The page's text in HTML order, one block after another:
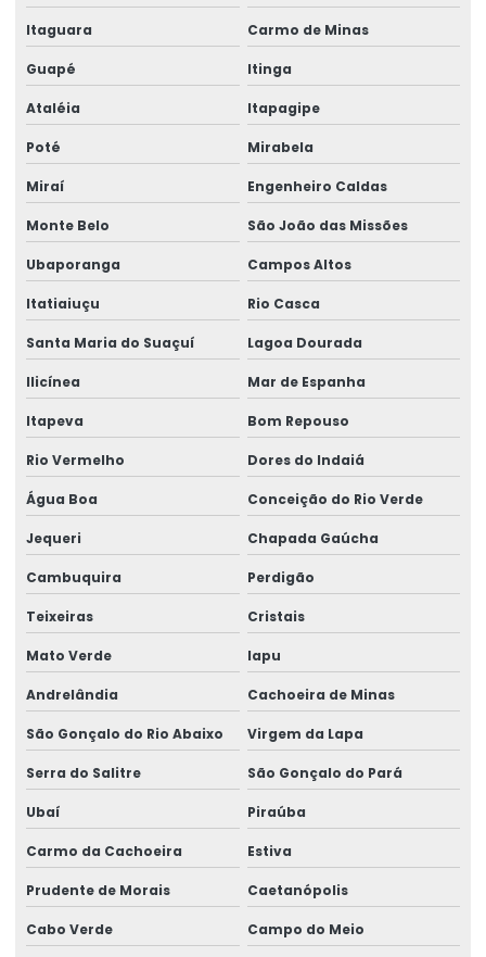
Venda de talha cabo de aço
Venda de talha elétrica
Venda de talha elétrica de grau alimentício
Venda de talha elétrica para usina hidrelétrica
Itaguara Carmo de Minas
Guapé Itinga
Ataléia Itapagipe
Poté Mirabela
Miraí Engenheiro Caldas
Monte Belo São João das Missões
Ubaporanga Campos Altos
Itatiaiuçu Rio Casca
Santa Maria do Suaçuí Lagoa Dourada
Ilicínea Mar de Espanha
Itapeva Bom Repouso
Rio Vermelho Dores do Indaiá
Água Boa Conceição do Rio Verde
Jequeri Chapada Gaúcha
Cambuquira Perdigão
Teixeiras Cristais
Mato Verde Iapu
Andrelândia Cachoeira de Minas
São Gonçalo do Rio Abaixo Virgem da Lapa
Serra do Salitre São Gonçalo do Pará
Ubaí Piraúba
Carmo da Cachoeira Estiva
Prudente de Morais Caetanópolis
Cabo Verde Campo do Meio